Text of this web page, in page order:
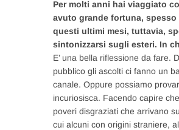
Per molti anni hai viaggiato
avuto grande fortuna,
questi ultimi mesi, tuttavia,
sintonizzarsi sugli esteri. In
E’ una bella riflessione da fare.
pubblico gli ascolti ci fanno un
canale. Oppure possiamo
incuriosisca. Facendo capire
poveri disgraziati che arrivano
cui alcuni con origini straniere,